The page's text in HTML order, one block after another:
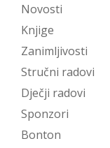
Novosti
Knjige
Zanimljivosti
Stručni radovi
Dječji radovi
Sponzori
Bonton